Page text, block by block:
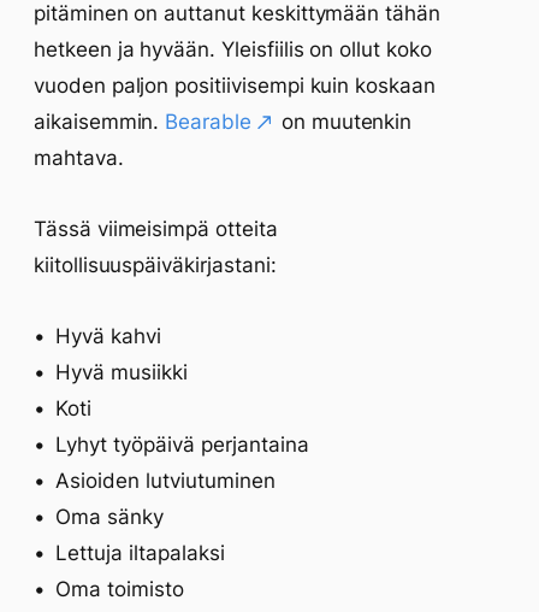
pitäminen on auttanut keskittymään tähän
hetkeen ja hyvään. Yleisfiilis on ollut koko
vuoden paljon positiivisempi kuin koskaan
aikaisemmin. Bearable
on muutenkin
mahtava.
Tässä viimeisimpä otteita
kiitollisuuspäiväkirjastani:
Hyvä kahvi
Hyvä musiikki
Koti
Lyhyt työpäivä perjantaina
Asioiden lutviutuminen
Oma sänky
Lettuja iltapalaksi
Oma toimisto